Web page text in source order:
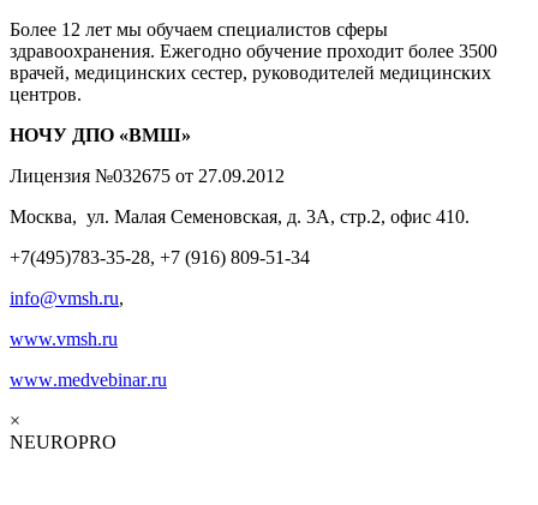
Более 12 лет мы обучаем специалистов сферы
здравоохранения. Ежегодно обучение проходит более 3500
врачей, медицинских сестер, руководителей медицинских
центров.
НОЧУ ДПО «ВМШ»
Лицензия №032675 от 27.09.2012
Москва, ул. Малая Семеновская, д. 3А, стр.2, офис 410.
+7(495)783-35-28, +7 (916) 809-51-34
info@vmsh.ru,
www.vmsh.ru
www.medvebinar.ru
×
NEUROPRO